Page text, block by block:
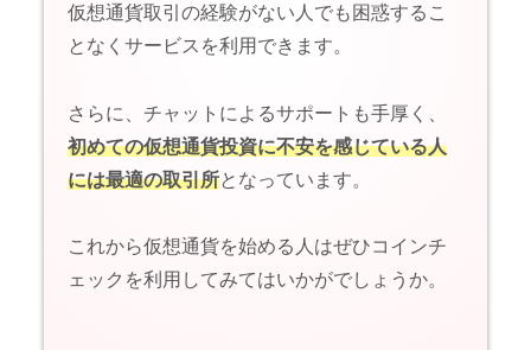
仮想通貨取引の経験がない人でも困惑するこ
となくサービスを利用できます。
さらに、チャットによるサポートも手厚く、
初めての仮想通貨投資に不安を感じている人
には最適の取引所となっています。
これから仮想通貨を始める人はぜひコインチ
ェックを利用してみてはいかがでしょうか。